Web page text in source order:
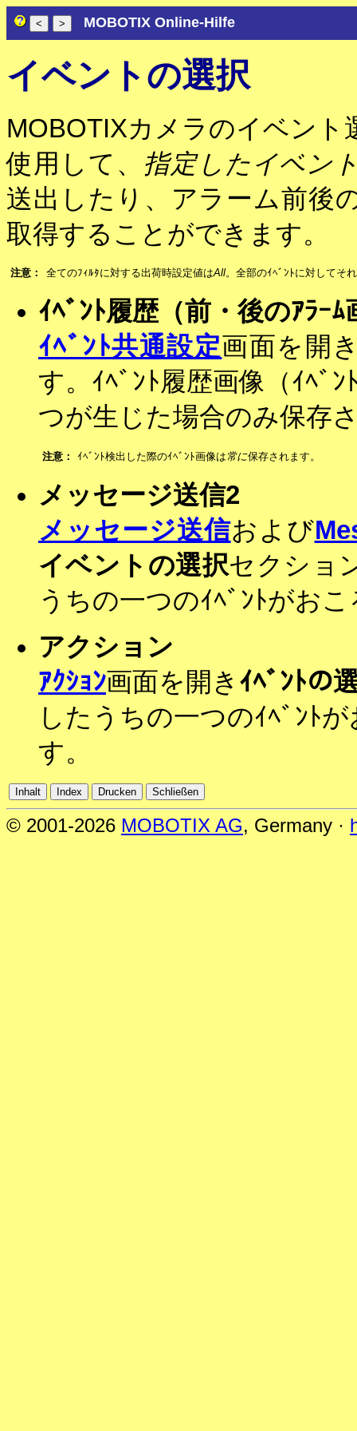
MOBOTIX Online-Hilfe
イベントの選択
MOBOTIXカメラのイベン
使用して、 指定したイベン
送出したり、アラーム前後
取得することができます。
注意： 全てのﾌｨﾙﾀに対する出荷時設定値はAll。全部のｲﾍﾞﾝﾄに対してそ
ｲﾍﾞﾝﾄ履歴（前・後のｱﾗｰﾑ
ｲﾍﾞﾝﾄ共通設定画面を開
す。ｲﾍﾞﾝﾄ履歴画像（ｲﾍﾞ
つが生じた場合のみ保存
注意： ｲﾍﾞﾝﾄ検出した際のｲﾍﾞﾝﾄ画像は 常に保存されます。
メッセージ送信2
メッセージ送信および
イベントの選択セクショ
うちの一つのｲﾍﾞﾝﾄがお
アクション
ｱｸｼｮﾝ画面を開き ｲﾍﾞﾝﾄの
したうちの一つのｲﾍﾞﾝﾄ
す。
© 2001-2026 MOBOTIX AG, Germany ·